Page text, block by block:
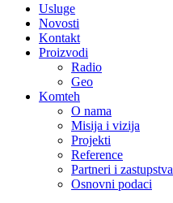
Usluge
Novosti
Kontakt
Proizvodi
Radio
Geo
Komteh
O nama
Misija i vizija
Projekti
Reference
Partneri i zastupstva
Osnovni podaci